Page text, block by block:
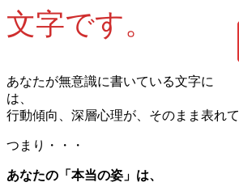
文字です。
あなたが無意識に書いている文字に
は、 あなた
行動傾向、深層心理が、そのまま表れて
つまり・・・
あなたの「本当の姿」は、